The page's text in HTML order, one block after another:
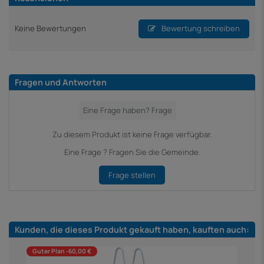
Keine Bewertungen Bewertung schreiben
Fragen und Antworten
Zu diesem Produkt ist keine Frage verfügbar.
Eine Frage ? Fragen Sie die Gemeinde.
Frage stellen
Kunden, die dieses Produkt gekauft haben, kauften auch:
Guter Plan -60,00 €